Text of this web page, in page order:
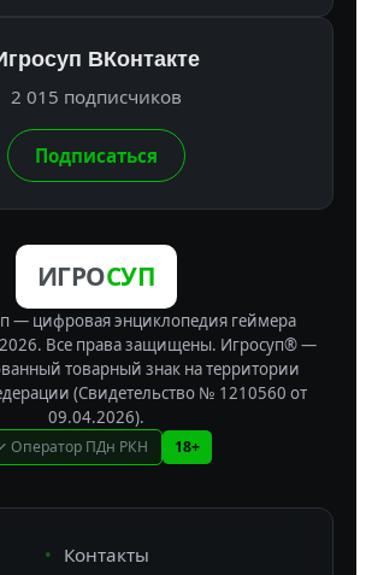
ВКонтакте
2 015 подписчиков
Подписаться
ИГРОСУП
— цифровая энциклопедия геймера
Все права защищены. Игросуп® —
товарный знак на территории
(Свидетельство № 1210560 от
09.04.2026).
Оператор ПДн РКН 18+
Контакты